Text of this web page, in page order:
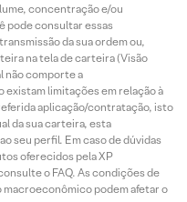
concentração e/ou
pode consultar essas
da sua ordem ou,
na tela de carteira (Visão
não comporte a
limitações em relação à
aplicação/contratação, isto
da sua carteira, esta
seu perfil. Em caso de dúvidas
oferecidos pela XP
o FAQ. As condições de
macroeconômico podem afetar o